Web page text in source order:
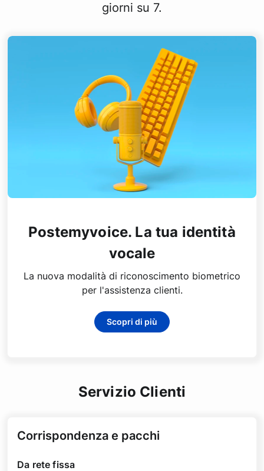
giorni su 7.
Postemyvoice. La tua identità
vocale
La nuova modalità di riconoscimento biometrico
per l'assistenza clienti.
Scopri di più
Servizio Clienti
Corrispondenza e pacchi
Da rete fissa